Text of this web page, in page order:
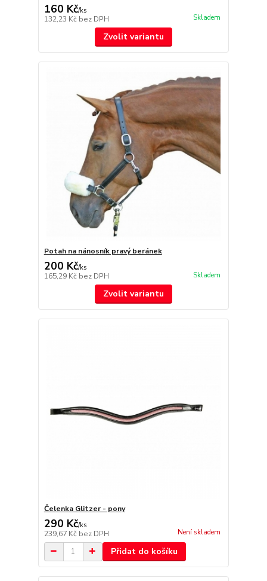
160 Kč/ks
132,23 Kč bez DPH Skladem
Zvolit variantu
Potah na nánosník pravý beránek
200 Kč/ks
165,29 Kč bez DPH Skladem
Zvolit variantu
Čelenka Glitzer - pony
290 Kč/ks
239,67 Kč bez DPH Není skladem
Přidat do košíku